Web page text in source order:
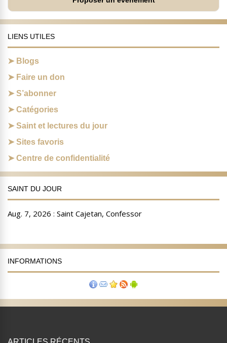
LIENS UTILES
Blogs
Faire un don
S’abonner
Catégories
Saint et lectures du jour
Sites favoris
Centre de confidentialité
SAINT DU JOUR
INFORMATIONS